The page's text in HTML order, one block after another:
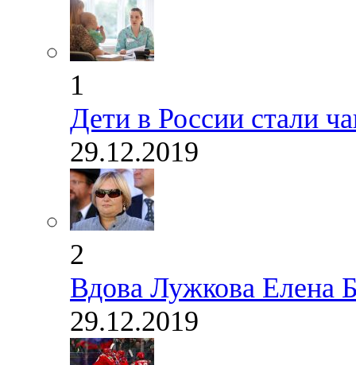
1
Дети в России стали
29.12.2019
2
Вдова Лужкова Елена
29.12.2019